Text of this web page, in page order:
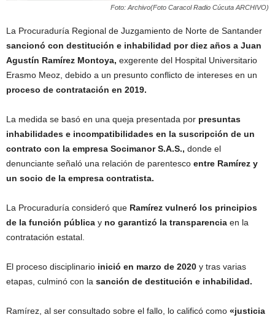
Foto: Archivo(Foto Caracol Radio Cúcuta ARCHIVO)
La Procuraduría Regional de Juzgamiento de Norte de Santander
sancionó con destitución e inhabilidad por diez años a Juan
Agustín Ramírez Montoya, exgerente del Hospital Universitario
Erasmo Meoz, debido a un presunto conflicto de intereses en un
proceso de contratación en 2019.
La medida se basó en una queja presentada por presuntas
inhabilidades e incompatibilidades en la suscripción de un
contrato con la empresa Socimanor S.A.S., donde el
denunciante señaló una relación de parentesco entre Ramírez y
un socio de la empresa contratista.
La Procuraduría consideró que Ramírez vulneró los principios
de la función pública y no garantizó la transparencia en la
contratación estatal.
El proceso disciplinario inició en marzo de 2020 y tras varias
etapas, culminó con la sanción de destitución e inhabilidad.
Ramírez, al ser consultado sobre el fallo, lo calificó como «justicia